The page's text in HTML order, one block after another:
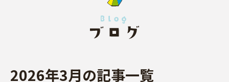
2026年3月の記事一覧